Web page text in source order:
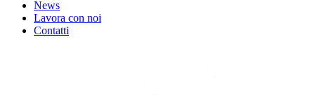
News
Lavora con noi
Contatti